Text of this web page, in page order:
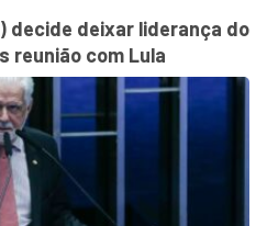
decide deixar liderança do
reunião com Lula